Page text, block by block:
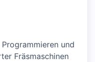
und
Fräsmaschinen